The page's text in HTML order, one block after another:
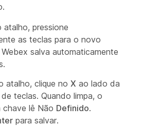
atalho, pressione
as teclas para o novo
salva automaticamente
atalho, clique no X ao lado da
teclas. Quando limpa, o
lê Não Definido.
para salvar.